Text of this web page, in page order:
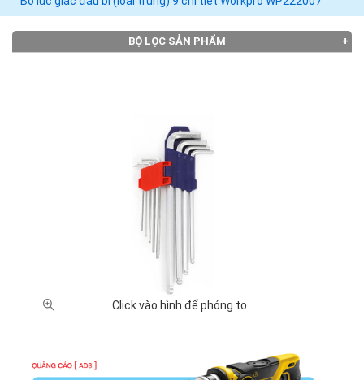
BỘ LỌC SẢN PHẨM
Click vào hình để phóng to